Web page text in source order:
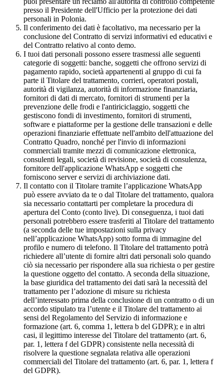
presso il Presidente dell'Ufficio per la protezione dei dati
personali in Polonia.
Il conferimento dei dati è facoltativo, ma necessario per la
conclusione del Contratto di servizi informativi ed educativi e
del Contratto relativo al conto demo.
I tuoi dati personali possono essere trasmessi alle seguenti
categorie di soggetti: banche, soggetti che offrono servizi di
pagamento rapido, società appartenenti al gruppo di cui fa
parte il Titolare del trattamento, corrieri, operatori postali,
autorità di vigilanza, autorità di informazione finanziaria,
fornitori di dati di mercato, fornitori di strumenti per la
prevenzione delle frodi e l'antiriciclaggio, soggetti che
gestiscono fondi di investimento, fornitori di strumenti,
software e piattaforme per la gestione delle transazioni e delle
operazioni finanziarie effettuate nell'ambito dell'attuazione del
Contratto Quadro, nonché per l'invio di informazioni
commerciali tramite mezzi di comunicazione elettronica,
consulenti legali, società di revisione, società di consulenza,
fornitore dell'applicazione WhatsApp e soggetti che
forniscono server e servizi di archiviazione dati.
Il contatto con il Titolare tramite l’applicazione WhatsApp
può essere avviato da te o dal Titolare del trattamento, qualora
sia necessario contattarti per completare la procedura di
apertura del Conto (conto live). Di conseguenza, i tuoi dati
personali potrebbero essere trasferiti al Titolare del trattamento
(a seconda delle tue impostazioni sulla privacy
nell’applicazione WhatsApp) sotto forma di immagine del
profilo e numero di telefono. Il Titolare del trattamento potrà
richiedere all’utente di fornire altri dati personali solo quando
ciò sia necessario per rispondere alla sua richiesta o per gestire
la questione oggetto del contatto. A seconda della situazione,
la base giuridica del trattamento dei dati sarà la necessità del
trattamento per l’adozione di misure su richiesta
dell’interessato prima della conclusione di un contratto o di un
accordo stipulato tra l’utente e il Titolare del trattamento ai
sensi del Regolamento del Servizio di informazione e
formazione (art. 6, comma 1, lettera b del GDPR); e in altri
casi, il legittimo interesse del Titolare del trattamento (art. 6,
par. 1, lettera f del GDPR) consistente nella necessità di
risolvere la questione segnalata relativa alle operazioni
commerciali del Titolare del trattamento (art. 6, par. 1, lettera f
del GDPR).